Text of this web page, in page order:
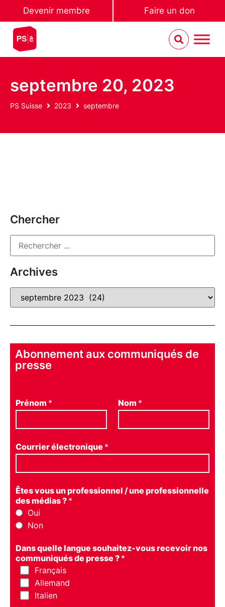
Devenir membre Faire un don
septembre 20, 2023
PS Suisse 2023 septembre
Chercher
Archives
Abonnement aux communiqués de
presse
Prénom * Nom *
Courrier électronique *
Êtes vous un professionnel / une professionnelle
des médias ? *
Oui
Non
Dans quelle langue souhaitez-vous recevoir nos
communiqués de presse ? *
Français
Allemand
Italien